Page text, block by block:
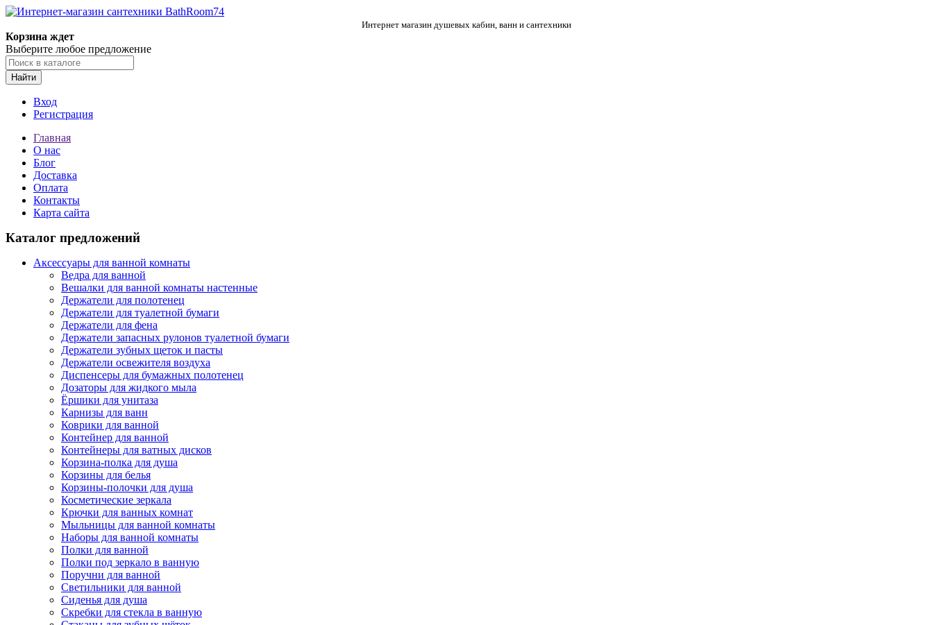
Интернет магазин душевых кабин, ванн и сантехники
Корзина ждет
Выберите любое предложение
Найти
Вход
Регистрация
Главная
О нас
Блог
Доставка
Оплата
Контакты
Карта сайта
Каталог предложений
Аксессуары для ванной комнаты
Ведра для ванной
Вешалки для ванной комнаты настенные
Держатели для полотенец
Держатели для туалетной бумаги
Держатели для фена
Держатели запасных рулонов туалетной бумаги
Держатели зубных щеток и пасты
Держатели освежителя воздуха
Диспенсеры для бумажных полотенец
Дозаторы для жидкого мыла
Ёршики для унитаза
Карнизы для ванн
Коврики для ванной
Контейнер для ванной
Контейнеры для ватных дисков
Корзина-полка для душа
Корзины для белья
Корзины-полочки для душа
Косметические зеркала
Крючки для ванных комнат
Мыльницы для ванной комнаты
Наборы для ванной комнаты
Полки для ванной
Полки под зеркало в ванную
Поручни для ванной
Светильники для ванной
Сиденья для душа
Скребки для стекла в ванную